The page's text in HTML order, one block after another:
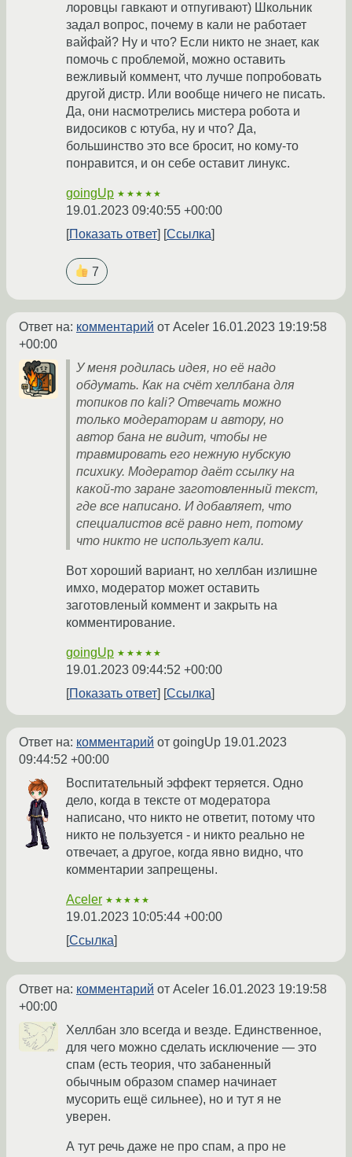
лоровцы гавкают и отпугивают) Школьник
задал вопрос, почему в кали не работает
вайфай? Ну и что? Если никто не знает, как
помочь с проблемой, можно оставить
вежливый коммент, что лучше попробовать
другой дистр. Или вообще ничего не писать.
Да, они насмотрелись мистера робота и
видосиков с ютуба, ну и что? Да,
большинство это все бросит, но кому-то
понравится, и он себе оставит линукс.
goingUp ★★★★★
19.01.2023 09:40:55 +00:00
Показать ответ
Ссылка
7
Ответ на: комментарий от Aceler 16.01.2023 19:19:58
+00:00
У меня родилась идея, но её надо
обдумать. Как на счёт хеллбана для
топиков по kali? Отвечать можно
только модераторам и автору, но
автор бана не видит, чтобы не
травмировать его нежную нубскую
психику. Модератор даёт ссылку на
какой-то заране заготовленный текст,
где все написано. И добавляет, что
специалистов всё равно нет, потому
что никто не использует кали.
Вот хороший вариант, но хеллбан излишне
имхо, модератор может оставить
заготовленый коммент и закрыть на
комментирование.
goingUp ★★★★★
19.01.2023 09:44:52 +00:00
Показать ответ
Ссылка
Ответ на: комментарий от goingUp 19.01.2023
09:44:52 +00:00
Воспитательный эффект теряется. Одно
дело, когда в тексте от модератора
написано, что никто не ответит, потому что
никто не пользуется - и никто реально не
отвечает, а другое, когда явно видно, что
комментарии запрещены.
Aceler ★★★★★
19.01.2023 10:05:44 +00:00
Ссылка
Ответ на: комментарий от Aceler 16.01.2023 19:19:58
+00:00
Хеллбан зло всегда и везде. Единственное,
для чего можно сделать исключение — это
спам (есть теория, что забаненный
обычным образом спамер начинает
мусорить ещё сильнее), но и тут я не
уверен.
А тут речь даже не про спам, а про не